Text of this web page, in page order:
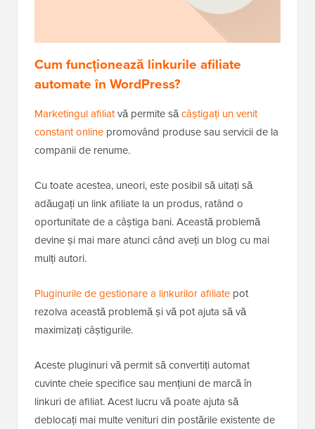
Cum funcționează linkurile afiliate
automate în WordPress?
Marketingul afiliatvă permite săcâștigați un venit
constant online promovând produse sau servicii de la
companii de renume.
Cu toate acestea, uneori, este posibil să uitați să
adăugați un link afiliate la un produs, ratând o
oportunitate de a câștiga bani. Această problemă
devine și mai mare atunci când aveți un blog cu mai
mulți autori.
Pluginurile de gestionare a linkurilor afiliate pot
rezolva această problemă și vă pot ajuta să vă
maximizați câștigurile.
Aceste pluginuri vă permit să convertiți automat
cuvinte cheie specifice sau mențiuni de marcă în
linkuri de afiliat. Acest lucru vă poate ajuta să
deblocați mai multe venituri din postările existente de